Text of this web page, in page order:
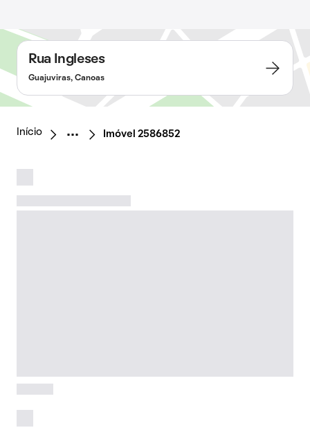
Rua Ingleses
Guajuviras, Canoas
Início Imóvel 2586852